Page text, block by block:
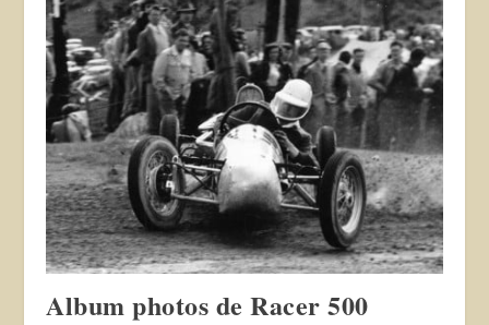
Album photos de Racer 500